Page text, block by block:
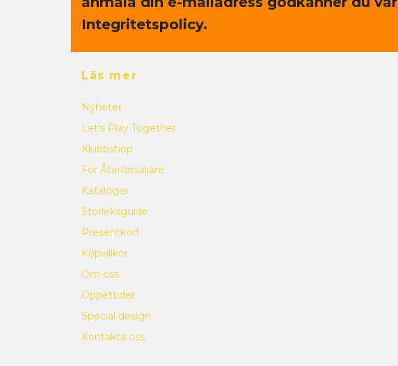
Integritetspolicy.
Läs mer
Nyheter
Let's Play Together
Klubbshop
För Återförsäljare
Kataloger
Storleksguide
Presentkort
Köpvillkor
Om oss
Öppettider
Special design
Kontakta oss